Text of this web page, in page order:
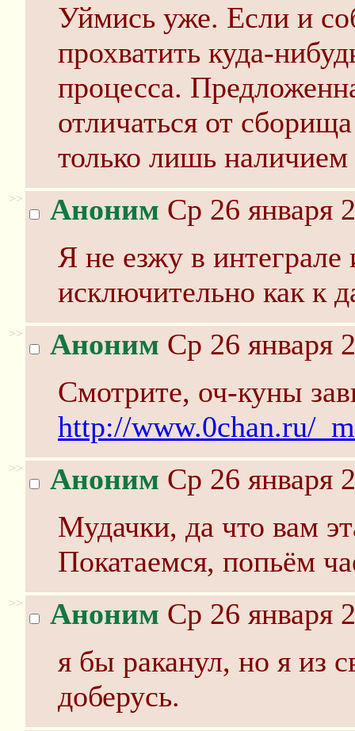
Уймись уже. Если и
прохватить куда-
процесса.
отличаться от
только лишь
>> Аноним Ср 26 января
Я не езжу в
исключительно как к
>> Аноним Ср 26 января
Смотрите, оч-куны
http://www.0chan.ru/
>> Аноним Ср 26 января
Мудачки, да что вам
Покатаемся, попьём
>> Аноним Ср 26 января
я бы раканул, но я из
доберусь.